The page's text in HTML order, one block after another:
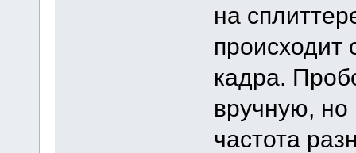
на
происходит
кадра.
вручную, но
частота